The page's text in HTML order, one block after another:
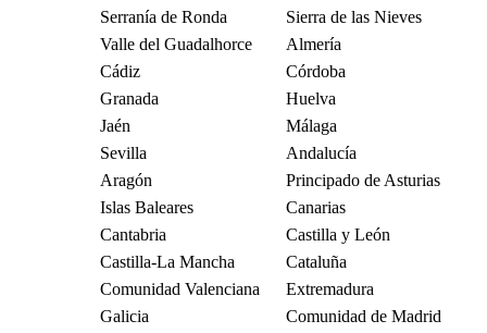
Serranía de Ronda
Sierra de las Nieves
Valle del Guadalhorce
Almería
Cádiz
Córdoba
Granada
Huelva
Jaén
Málaga
Sevilla
Andalucía
Aragón
Principado de Asturias
Islas Baleares
Canarias
Cantabria
Castilla y León
Castilla-La Mancha
Cataluña
Comunidad Valenciana
Extremadura
Galicia
Comunidad de Madrid